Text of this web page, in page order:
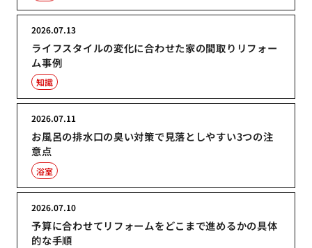
ライフスタイルの変化に合わせた家の間取りリフォー
ム事例
2026.07.13
知識
お風呂の排水口の臭い対策で見落としやすい3つの注
意点
2026.07.11
浴室
予算に合わせてリフォームをどこまで進めるかの具体
的な手順
2026.07.10